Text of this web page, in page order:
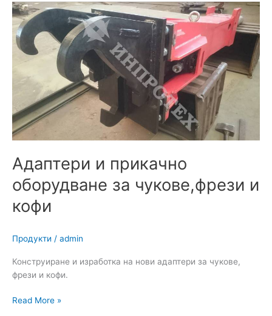
Адаптери и прикачно
оборудване за чукове,фрези и
кофи
Продукти / admin
Конструиране и изработка на нови адаптери за чукове,
фрези и кофи.
Адаптери
прикачно
оборудване
чукове,фрези
Read More »